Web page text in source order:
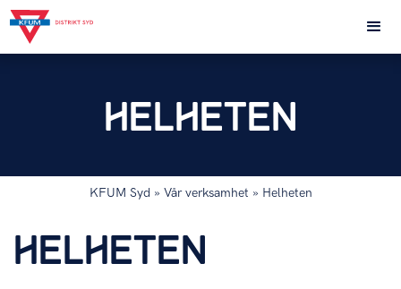
HELHETEN
KFUM Syd » Vår verksamhet » Helheten
HELHETEN